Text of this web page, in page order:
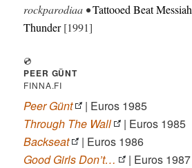
rockparodiaa •Tattooed Beat Messiah
Thunder[1991]
💿
PEER GÜNT
FINNA.FI
Peer Günt
| Euros 1985
Through The Wall
| Euros 1985
Backseat
| Euros 1986
Good Girls Don’t…
| Euros 1987